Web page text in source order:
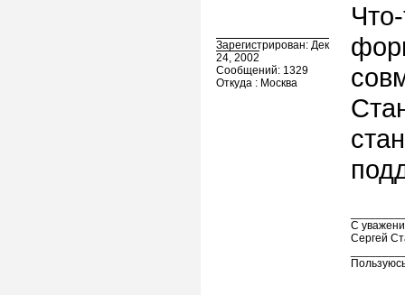
Зарегистрирован: Дек
24, 2002
Сообщений: 1329
Откуда : Москва
С
Сергей